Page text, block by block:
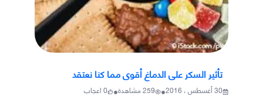
تأثير السكر على الدماغ أقوى مما كنا نعتقد
30 أغسطس ، 2016 •
259مشاهدة•
0اعجاب